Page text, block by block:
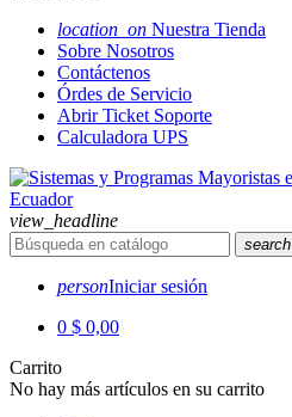
location_on Nuestra Tienda
Sobre Nosotros
Contáctenos
Órdes de Servicio
Abrir Ticket Soporte
Calculadora UPS
view_headline
search
personIniciar sesión
0 $ 0,00
Carrito
No hay más artículos en su carrito